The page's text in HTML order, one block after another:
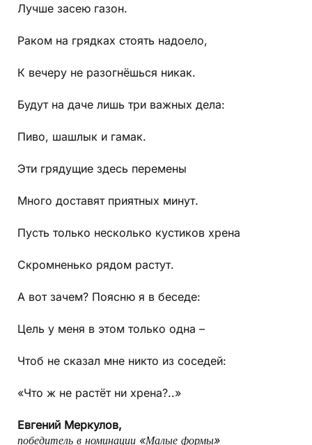
Лучше засею газон.
Раком на грядках стоять надоело,
К вечеру не разогнёшься никак.
Будут на даче лишь три важных дела:
Пиво, шашлык и гамак.
Эти грядущие здесь перемены
Много доставят приятных минут.
Пусть только несколько кустиков хрена
Скромненько рядом растут.
А вот зачем? Поясню я в беседе:
Цель у меня в этом только одна –
Чтоб не сказал мне никто из соседей:
«Что ж не растёт ни хрена?..»
Евгений Меркулов,
победитель в номинации «Малые формы»